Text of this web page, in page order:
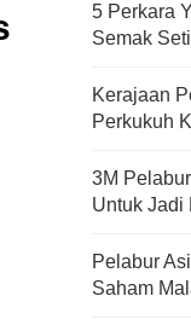
5 Perkara
Semak
Kerajaan
Perkukuh
3M
Untuk Jadi
Pelabur
Saham